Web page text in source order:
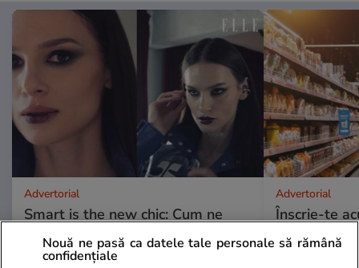
Advertorial
Smart is the new chic: Cum ne
Advertorial
Înscrie-te
Nouă ne pasă ca datele tale personale să rămână
confidențiale